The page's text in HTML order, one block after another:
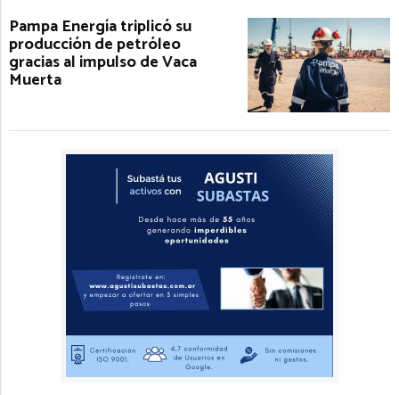
Pampa Energía triplicó su
producción de petróleo
gracias al impulso de Vaca
Muerta